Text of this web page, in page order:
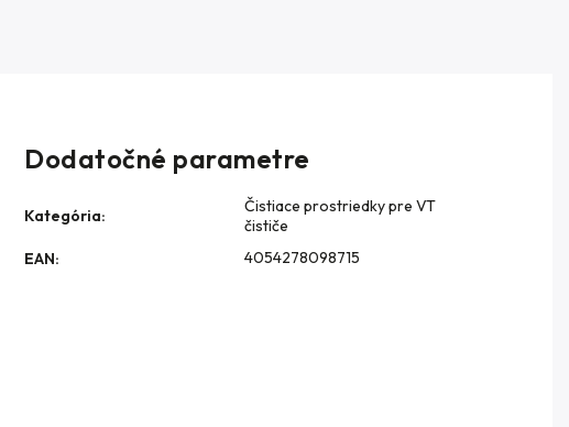
Dodatočné parametre
Kategória:
Čistiace prostriedky pre VT
čističe
EAN: 4054278098715